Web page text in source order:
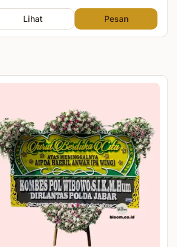
Lihat Pesan